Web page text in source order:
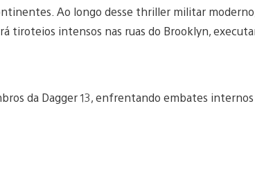
Ao longo desse thriller militar
tiroteios intensos nas ruas do Brooklyn,
da Dagger 13, enfrentando embates